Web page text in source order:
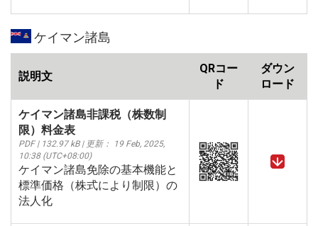
ケイマン諸島
説明文
QRコー
ド
ダウン
ロード
ケイマン諸島非課税（株数制
限）料金表
PDF | 132.97 kB | 更新： 19 Feb, 2025,
10:38 (UTC+08:00)
ケイマン諸島免除の基本機能と
標準価格（株式により制限）の
法人化